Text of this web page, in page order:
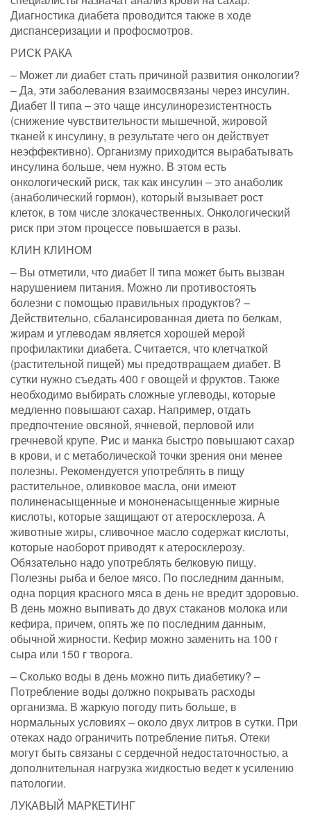
Диагностика диабета проводится также в ходе
диспансеризации и профосмотров.
РИСК РАКА
– Может ли диабет стать причиной развития онкологии?
– Да, эти заболевания взаимосвязаны через инсулин.
Диабет II типа – это чаще инсулинорезистентность
(снижение чувствительности мышечной, жировой
тканей к инсулину, в результате чего он действует
неэффективно). Организму приходится вырабатывать
инсулина больше, чем нужно. В этом есть
онкологический риск, так как инсулин – это анаболик
(анаболический гормон), который вызывает рост
клеток, в том числе злокачественных. Онкологический
риск при этом процессе повышается в разы.
КЛИН КЛИНОМ
– Вы отметили, что диабет II типа может быть вызван
нарушением питания. Можно ли противостоять
болезни с помощью правильных продуктов? –
Действительно, сбалансированная диета по белкам,
жирам и углеводам является хорошей мерой
профилактики диабета. Считается, что клетчаткой
(растительной пищей) мы предотвращаем диабет. В
сутки нужно съедать 400 г овощей и фруктов. Также
необходимо выбирать сложные углеводы, которые
медленно повышают сахар. Например, отдать
предпочтение овсяной, ячневой, перловой или
гречневой крупе. Рис и манка быстро повышают сахар
в крови, и с метаболической точки зрения они менее
полезны. Рекомендуется употреблять в пищу
растительное, оливковое масла, они имеют
полиненасыщенные и мононенасыщенные жирные
кислоты, которые защищают от атеросклероза. А
животные жиры, сливочное масло содержат кислоты,
которые наоборот приводят к атеросклерозу.
Обязательно надо употреблять белковую пищу.
Полезны рыба и белое мясо. По последним данным,
одна порция красного мяса в день не вредит здоровью.
В день можно выпивать до двух стаканов молока или
кефира, причем, опять же по последним данным,
обычной жирности. Кефир можно заменить на 100 г
сыра или 150 г творога.
– Сколько воды в день можно пить диабетику? –
Потребление воды должно покрывать расходы
организма. В жаркую погоду пить больше, в
нормальных условиях – около двух литров в сутки. При
отеках надо ограничить потребление питья. Отеки
могут быть связаны с сердечной недостаточностью, а
дополнительная нагрузка жидкостью ведет к усилению
патологии.
ЛУКАВЫЙ МАРКЕТИНГ